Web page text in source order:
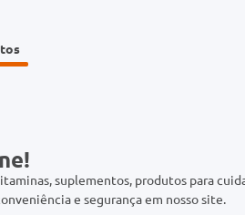
suplementos, produtos para
e segurança em nosso site.